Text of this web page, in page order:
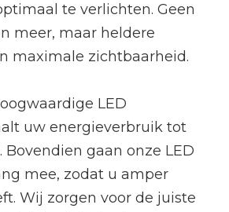
te verlichten. Geen
meer, maar heldere
maximale zichtbaarheid.
LED
uw energieverbruik tot
Bovendien gaan onze LED
mee, zodat u amper
Wij zorgen voor de juiste